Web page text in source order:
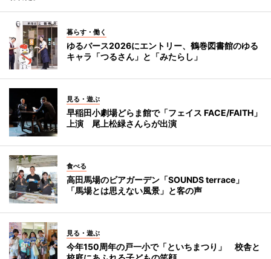
暮らす・働く
ゆるバース2026にエントリー、鶴巻図書館のゆる
キャラ「つるさん」と「みたらし」
見る・遊ぶ
早稲田小劇場どらま館で「フェイス FACE/FAITH」
上演 尾上松緑さんらが出演
食べる
高田馬場のビアガーデン「SOUNDS terrace」
「馬場とは思えない風景」と客の声
見る・遊ぶ
今年150周年の戸一小で「といちまつり」 校舎と